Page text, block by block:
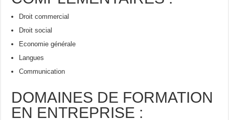
Droit commercial
Droit social
Economie générale
Langues
Communication
DOMAINES DE FORMATION
EN ENTREPRISE :